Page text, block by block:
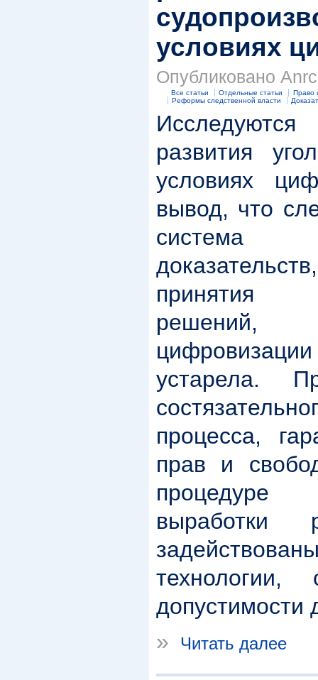
условиях
Опубликовано
Все статьи Отдельные статьи
Право
Реформы следственной власти
развития
условиях
вывод, что
система
принятия
устарела.
процесса,
прав и
процедуре
выработки
технологии,
допустимости
»
Читать далее